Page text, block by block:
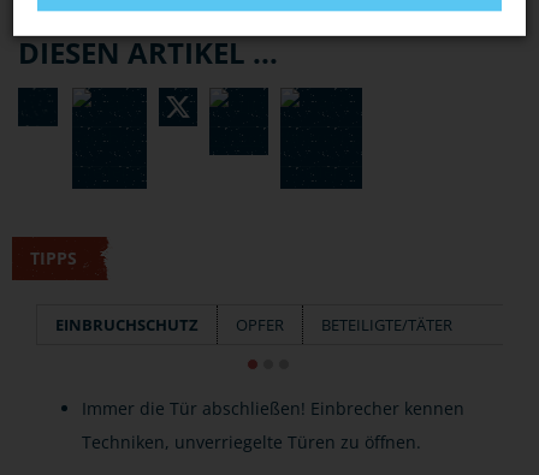
DIESEN ARTIKEL ...
TIPPS
EINBRUCHSCHUTZ OPFER BETEILIGTE/TÄTER
Immer die Tür abschließen! Einbrecher kennen
Techniken, unverriegelte Türen zu öffnen.